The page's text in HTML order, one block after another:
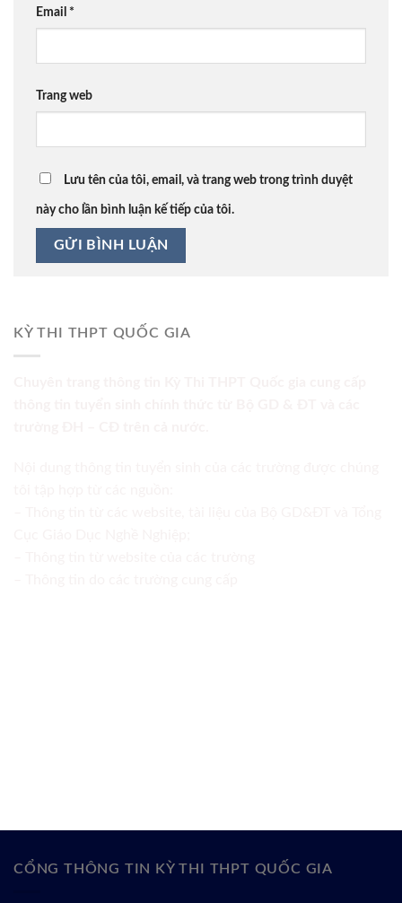
Email *
Trang web
Lưu tên của tôi, email, và trang web trong trình duyệt
này cho lần bình luận kế tiếp của tôi.
KỲ THI THPT QUỐC GIA
CỔNG THÔNG TIN KỲ THI THPT QUỐC GIA